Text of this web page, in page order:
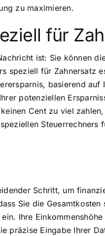
zu maximieren.
für
ist: Sie können
speziell für Zahnersatz
basierend auf
potenziellen
Cent zu viel
Steuerrechners
Schritt, um
Sie die
Ihre
präzise Eingabe Ihrer